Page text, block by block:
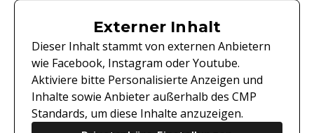
Externer Inhalt
Dieser Inhalt stammt von externen Anbietern
wie Facebook, Instagram oder Youtube.
Aktiviere bitte Personalisierte Anzeigen und
Inhalte sowie Anbieter außerhalb des CMP
Standards, um diese Inhalte anzuzeigen.